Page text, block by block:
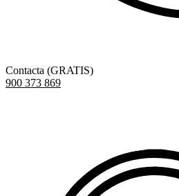
Contacta (GRATIS)
900 373 869